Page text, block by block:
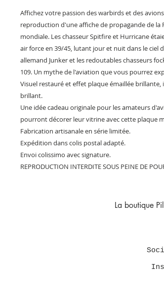
Affichez votre passion des warbirds et des
reproduction d'une affiche de propagande de la
mondiale. Les chasseur Spitfire et Hurricane
air force en 39/45, lutant jour et nuit dans le ciel
allemand Junker et les redoutables chasseurs
109. Un mythe de l'aviation que vous pourrez
Visuel restauré et effet plaque émaillée
brillant.
Une idée cadeau originale pour les amateurs
pourront décorer leur vitrine avec cette plaque
Fabrication artisanale en série limitée.
Expédition dans colis postal adapté.
Envoi colissimo avec signature.
REPRODUCTION INTERDITE SOUS PEINE DE
La boutique